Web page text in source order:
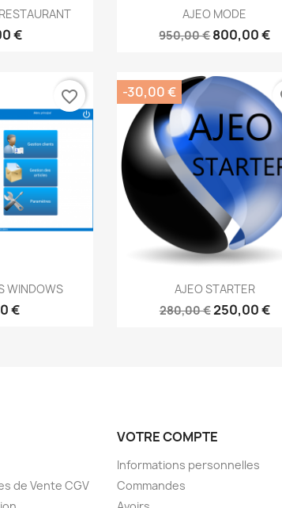
rapide
€
Aperçu rapide
AJEO MODE
950,00 €800,00 €
rapide
WINDOWS
€
favorite_border
Aperçu rapide
AJEO STARTER
280,00 €250,00 €
-30,00 €
de Vente CGV
VOTRE COMPTE
Informations personnelles
Commandes